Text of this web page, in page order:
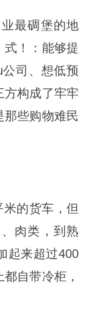
最碉堡的地
式！：能够提
司、想低预
方构成了牢牢
那些购物难民
米的货车，但
肉类，到熟
起来超过400
自带冷柜，